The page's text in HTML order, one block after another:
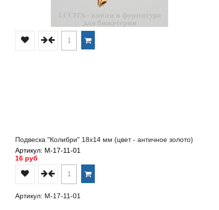
Подвеска "Колибри" 18х14 мм (цвет - античное золото)
Артикул: М-17-11-01
16 руб
Артикул: М-17-11-01